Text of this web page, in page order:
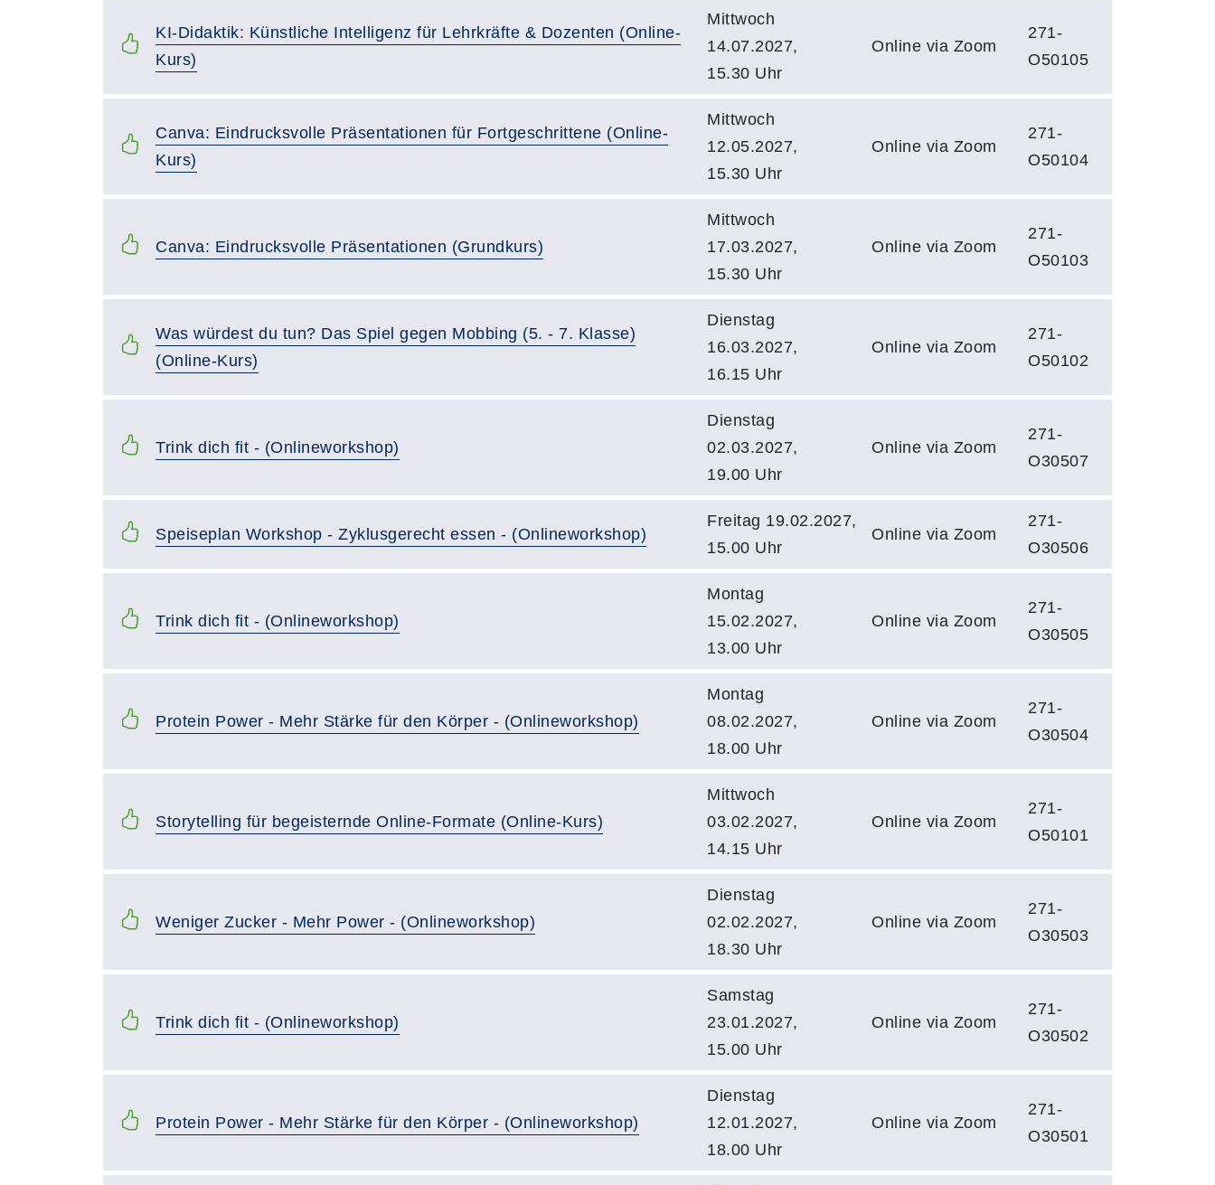
KI-Didaktik: Künstliche Intelligenz für Lehrkräfte & Dozenten (Online-
Kurs)
Mittwoch
14.07.2027,
15.30 Uhr
Online via Zoom
271-
O50105
Canva: Eindrucksvolle Präsentationen für Fortgeschrittene (Online-
Kurs)
Mittwoch
12.05.2027,
15.30 Uhr
Online via Zoom
271-
O50104
Canva: Eindrucksvolle Präsentationen (Grundkurs)
Mittwoch
17.03.2027,
15.30 Uhr
Online via Zoom
271-
O50103
Was würdest du tun? Das Spiel gegen Mobbing (5. - 7. Klasse)
(Online-Kurs)
Dienstag
16.03.2027,
16.15 Uhr
Online via Zoom
271-
O50102
Trink dich fit - (Onlineworkshop)
Dienstag
02.03.2027,
19.00 Uhr
Online via Zoom
271-
O30507
Speiseplan Workshop - Zyklusgerecht essen - (Onlineworkshop)
Freitag 19.02.2027,
15.00 Uhr
Online via Zoom
271-
O30506
Trink dich fit - (Onlineworkshop)
Montag
15.02.2027,
13.00 Uhr
Online via Zoom
271-
O30505
Protein Power - Mehr Stärke für den Körper - (Onlineworkshop)
Montag
08.02.2027,
18.00 Uhr
Online via Zoom
271-
O30504
Storytelling für begeisternde Online-Formate (Online-Kurs)
Mittwoch
03.02.2027,
14.15 Uhr
Online via Zoom
271-
O50101
Weniger Zucker - Mehr Power - (Onlineworkshop)
Dienstag
02.02.2027,
18.30 Uhr
Online via Zoom
271-
O30503
Trink dich fit - (Onlineworkshop)
Samstag
23.01.2027,
15.00 Uhr
Online via Zoom
271-
O30502
Protein Power - Mehr Stärke für den Körper - (Onlineworkshop)
Dienstag
12.01.2027,
18.00 Uhr
Online via Zoom
271-
O30501